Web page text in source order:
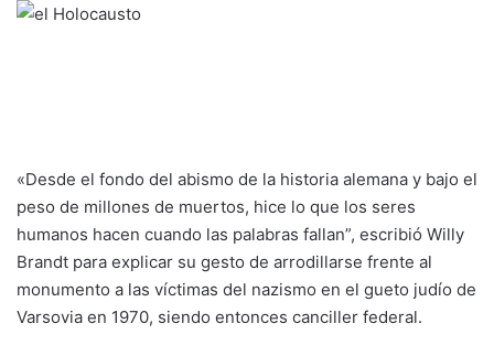
«Desde el fondo del abismo de la historia alemana y bajo el
peso de millones de muertos, hice lo que los seres
humanos hacen cuando las palabras fallan”, escribió Willy
Brandt para explicar su gesto de arrodillarse frente al
monumento a las víctimas del nazismo en el gueto judío de
Varsovia en 1970, siendo entonces canciller federal.